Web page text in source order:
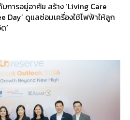
การอยู่อาศัย สร้าง ‘Living Care
Day’ ดูแลซ่อมเครื่องใช้ไฟฟ้าให้ลูก
’